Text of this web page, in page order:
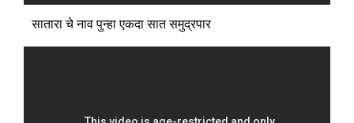
सातारा चे नाव पुन्हा एकदा सात समुद्रपार